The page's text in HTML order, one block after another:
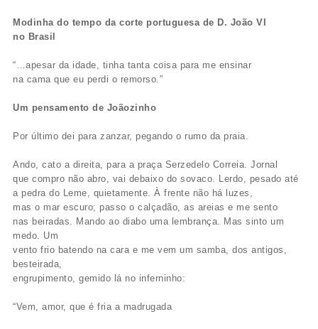
Modinha do tempo da corte portuguesa de D. João VI
no Brasil
“…apesar da idade, tinha tanta coisa para me ensinar
na cama que eu perdi o remorso.”
Um pensamento de Joãozinho
Por último dei para zanzar, pegando o rumo da praia.
Ando, cato a direita, para a praça Serzedelo Correia. Jornal
que compro não abro, vai debaixo do sovaco. Lerdo, pesado até
a pedra do Leme, quietamente. À frente não há luzes,
mas o mar escuro; passo o calçadão, as areias e me sento
nas beiradas. Mando ao diabo uma lembrança. Mas sinto um
medo. Um
vento frio batendo na cara e me vem um samba, dos antigos,
besteirada,
engrupimento, gemido lá no inferninho:
“Vem, amor, que é fria a madrugada